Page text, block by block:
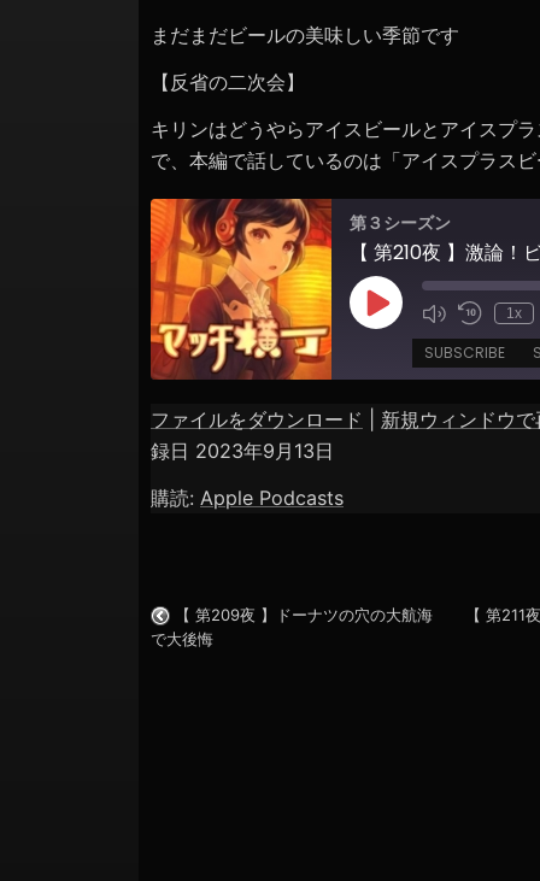
ン
まだまだビールの美味しい季節です
【反省の二次会】
キリンはどうやらアイスビールとアイスプ
で、本編で話しているのは「アイスプラス
第３シーズン
Play
Episode
1x
SUBSCRIBE
Apple Podcasts
RSS FEED
SHARE
LINK
ファイルをダウンロード
新規ウィンドウで
録日 2023年9月13日
購読: Apple Podcasts
【 第209夜 】ドーナツの穴の大航海
で大後悔
【 第211